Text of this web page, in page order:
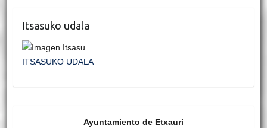
Itsasuko udala
ITSASUKO UDALA
Ayuntamiento de Etxauri